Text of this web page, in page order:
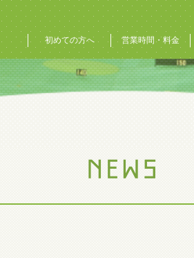
初めての方へ 営業時間・料金